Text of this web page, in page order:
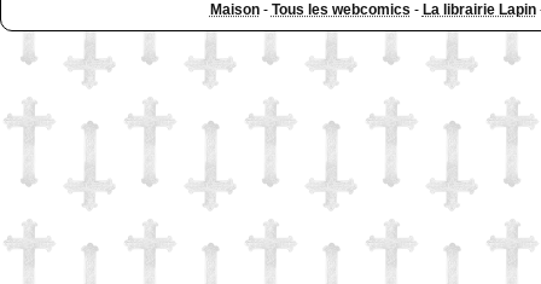
Maison- Tous les webcomics - La librairie Lapin